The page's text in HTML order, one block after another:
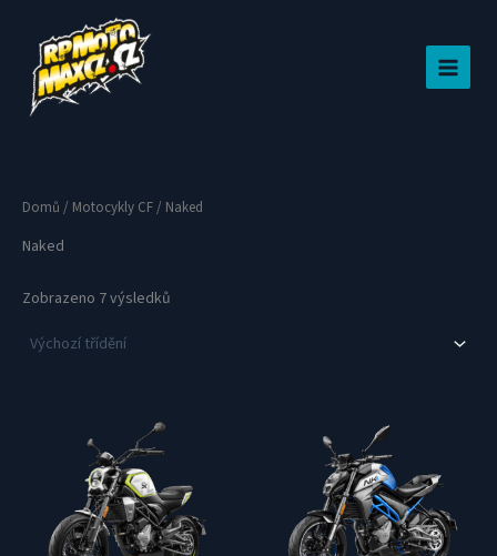
obsah
Domů / Motocykly CF/ Naked
Naked
Zobrazeno 7 výsledků